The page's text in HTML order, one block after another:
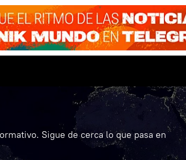
Sigue de cerca lo que pasa en